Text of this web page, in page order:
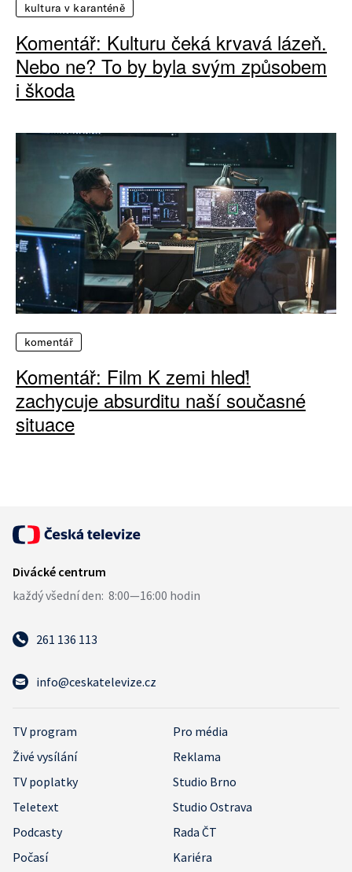
kultura v karanténě
Komentář: Kulturu čeká krvavá lázeň.
Nebo ne? To by byla svým způsobem
i škoda
komentář
Komentář: Film K zemi hleď!
zachycuje absurditu naší současné
situace
261 136 113
info@ceskatelevize.cz
TV program
Pro média
Živé vysílání
Reklama
TV poplatky
Studio Brno
Teletext
Studio Ostrava
Podcasty
Rada ČT
Počasí
Kariéra